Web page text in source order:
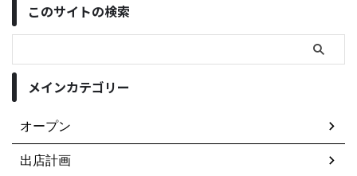
このサイトの検索
メインカテゴリー
オープン
出店計画